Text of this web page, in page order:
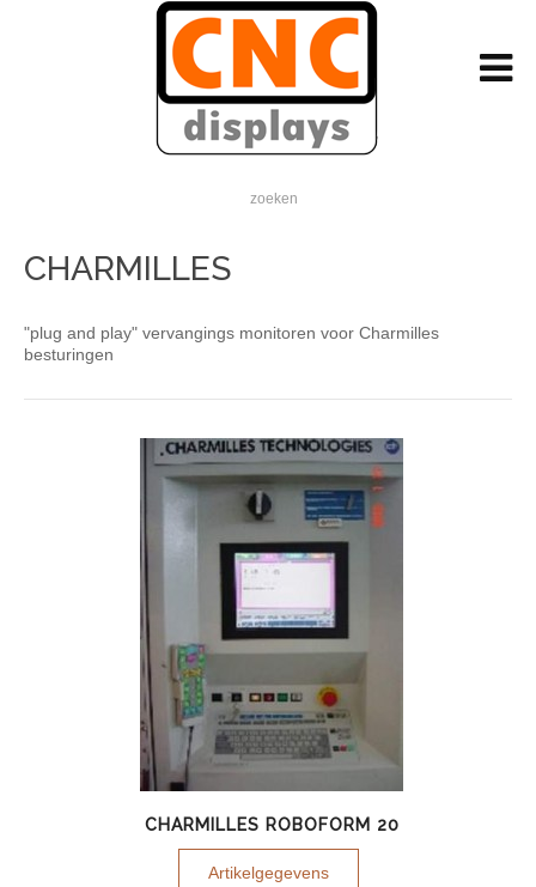
zoeken
CHARMILLES
"plug and play" vervangings monitoren voor Charmilles
besturingen
CHARMILLES ROBOFORM 20
Artikelgegevens